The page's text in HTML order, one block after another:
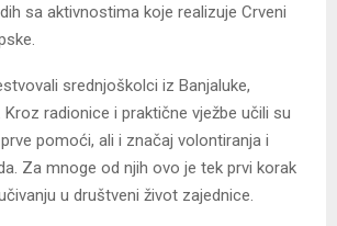
sa aktivnostima koje realizuje Crveni
srednjoškolci iz Banjaluke,
Kroz radionice i praktične vježbe učili su
pomoći, ali i značaj volontiranja i
Za mnoge od njih ovo je tek prvi korak
u društveni život zajednice.